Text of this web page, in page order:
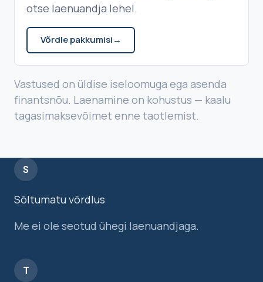
otse laenuandja lehel.
Võrdle pakkumisi→
Vastused on üldise iseloomuga ega asenda
finantsnõu. Laenamine on kohustus — kaalu
tagasimaksevõimet enne taotlemist.
S
Sõltumatu võrdlus
Me ei ole seotud ühegi laenuandjaga.
T